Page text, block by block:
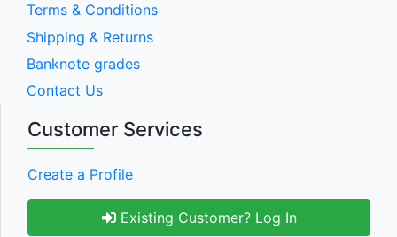
Terms & Conditions
Shipping & Returns
Banknote grades
Contact Us
Customer Services
Create a Profile
Existing Customer? Log In